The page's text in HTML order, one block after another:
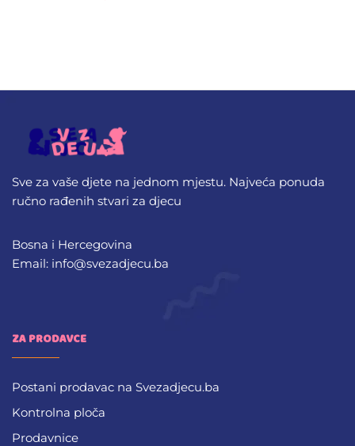
Sve za vaše djete na jednom mjestu. Najveća ponuda
ručno rađenih stvari za djecu
Bosna i Hercegovina
Email: info@svezadjecu.ba
ZA PRODAVCE
Postani prodavac na Svezadjecu.ba
Kontrolna ploča
Prodavnice